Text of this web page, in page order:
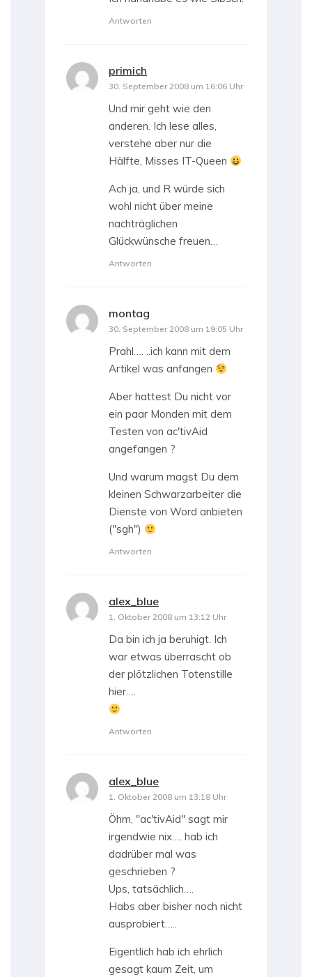
Antworten
primich
30. September 2008 um 16:06 Uhr
Und mir geht wie den
anderen. Ich lese alles,
verstehe aber nur die
Hälfte, Misses IT-Queen
Ach ja, und R würde sich
wohl nicht über meine
nachträglichen
Glückwünsche freuen…
Antworten
montag
30. September 2008 um 19:05 Uhr
Prahl…. ..ich kann mit dem
Artikel was anfangen
Aber hattest Du nicht vor
ein paar Monden mit dem
Testen von ac'tivAid
angefangen ?
Und warum magst Du dem
kleinen Schwarzarbeiter die
Dienste von Word anbieten
("sgh")
Antworten
alex_blue
1. Oktober 2008 um 13:12 Uhr
Da bin ich ja beruhigt. Ich
war etwas überrascht ob
der plötzlichen Totenstille
hier….
Antworten
alex_blue
1. Oktober 2008 um 13:18 Uhr
Öhm, "ac'tivAid" sagt mir
irgendwie nix…. hab ich
dadrüber mal was
geschrieben ?
Ups, tatsächlich….
Habs aber bisher noch nicht
ausprobiert…..
Eigentlich hab ich ehrlich
gesagt kaum Zeit, um